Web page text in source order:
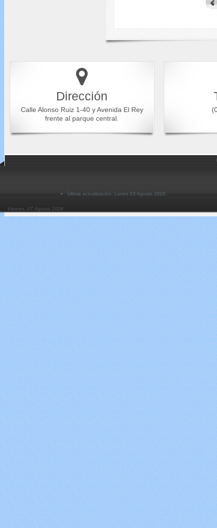
Dirección
Calle Alonso Ruiz 1-40 y Avenida El Rey
frente al parque central.
Última actualización: Lunes 03 Agosto 2026.
Viernes, 07 Agosto 2026